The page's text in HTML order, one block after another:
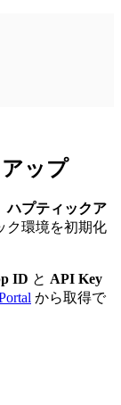
ップ
ハプティックア
ク環境を初期化
ID と API Key
から取得で